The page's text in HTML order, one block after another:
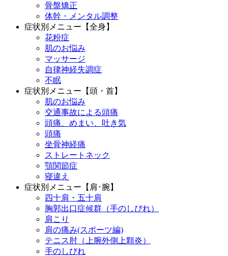
骨盤矯正
体幹・メンタル調整
症状別メニュー【全身】
花粉症
肌のお悩み
マッサージ
自律神経失調症
不眠
症状別メニュー【頭・首】
肌のお悩み
交通事故による頭痛
頭痛、めまい、吐き気
頭痛
坐骨神経痛
ストレートネック
顎関節症
寝違え
症状別メニュー【肩･腕】
四十肩・五十肩
胸郭出口症候群（手のしびれ）
肩こり
肩の痛み(スポーツ編)
テニス肘（上腕外側上顆炎）
手のしびれ